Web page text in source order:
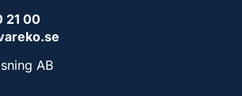
21 00
AB